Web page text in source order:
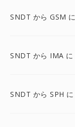
SNDT から GSM に
SNDT から IMA に
SNDT から SPH に